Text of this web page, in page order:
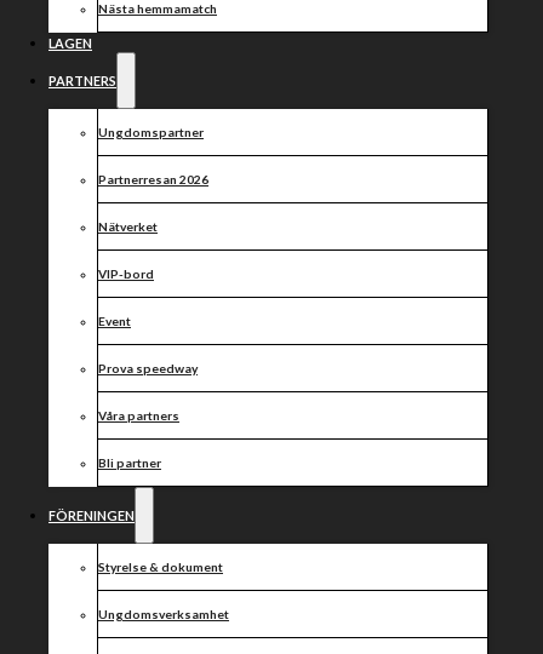
Nästa hemmamatch
LAGEN
PARTNERS
Ungdomspartner
Partnerresan 2026
Nätverket
VIP-bord
Event
Prova speedway
Våra partners
Bli partner
FÖRENINGEN
Styrelse & dokument
Ungdomsverksamhet
Så köper du
din biljett till
kvällens
match!
Äntligen har vi fått öppna upp arenan något, och vi
Vi har nu öppnat upp för att sälja sittplatsbiljetter på
plats, för dig som har med egen stol att sitta i eller vill
sitta i grässlänten. Obeservera att all publik **måste**
sitta ned!
Vi rekommendarar fortfarande att alla köper sina
(https://secure.tickster.com/x22gfjm4xpu8alc)